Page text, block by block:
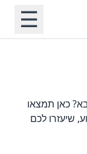
☰
כאן תמצאו
שיעזרו לכם